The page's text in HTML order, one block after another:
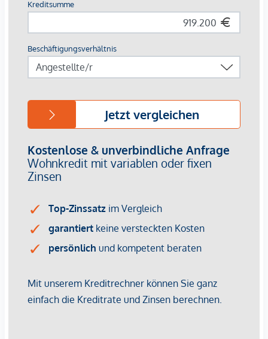
bzw. sanierungsbedürftige Tops ermöglichen individuelle
Entwicklung und zusätzliches Wertsteigerungspotenzial.
*Die angebotenen Vorsorgewohnungen können
ausschließlich zum Bruttokaufpreis für Eigennutzer erworben
werden. Ein Ankauf zu einem Vorsorgekaufpreis netto mit
Projekt nicht vorgesehen. Für weiterführende Informationen
oder eine persönliche Beratung stehen wir Ihnen
Wir weisen darauf hin, dass zwischen dem Vermittler und
dem zu vermittelnden Dritten ein familiäres oder
Der Vermittler ist als Doppelmakler tätig.
Infrastruktur / Entfernungen
Gesundheit
Arzt <250m